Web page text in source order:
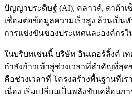
ปัญญาประดิษฐ์ (AI), คลาวด์, ดาต้าเ
เชื่อมต่อข้อมูลความเร็วสูง ล้วนเป็น
การแข่งขันของประเทศและองค์กรใ
ในบริบทเช่นนี้ บริษัท อินเตอร์ลิ้งค์ เ
กำลังก้าวเข้าสู่ช่วงเวลาที่สำคัญที่สุ
คือช่วงเวลาที่ โครงสร้างพื้นฐานที่เร
เนื่อง เริ่มเปลี่ยนเป็นพลังขับเคลื่อนก